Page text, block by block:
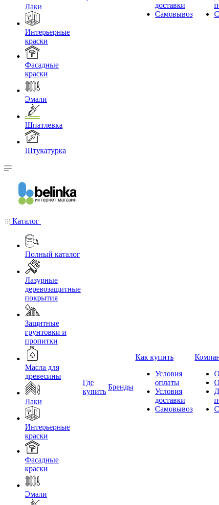
Лаки
Интерьерные
краски
Фасадные
краски
Эмали
Шпатлевка
Штукатурка
доставки
Самовывоз
Каталог
Полный каталог
Лазурные
деревозащитные
покрытия
Защитные
грунтовки и
пропитки
Масла для
древесины
Лаки
Интерьерные
краски
Фасадные
краски
Эмали
Где
купить
Бренды
Как купить
Условия
оплаты
Условия
доставки
Самовывоз